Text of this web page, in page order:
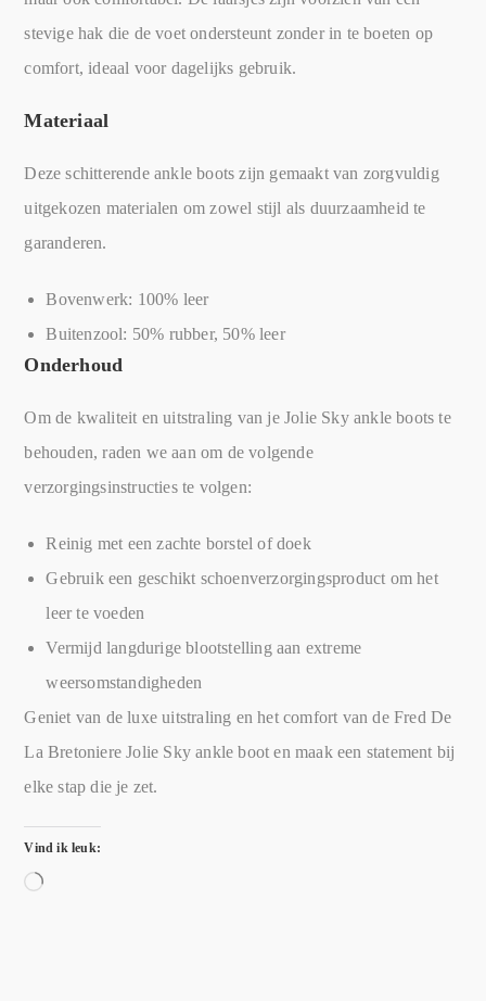
stevige hak die de voet ondersteunt zonder in te boeten op
comfort, ideaal voor dagelijks gebruik.
Materiaal
Deze schitterende ankle boots zijn gemaakt van zorgvuldig
uitgekozen materialen om zowel stijl als duurzaamheid te
garanderen.
Bovenwerk: 100% leer
Buitenzool: 50% rubber, 50% leer
Onderhoud
Om de kwaliteit en uitstraling van je Jolie Sky ankle boots te
behouden, raden we aan om de volgende
verzorgingsinstructies te volgen:
Reinig met een zachte borstel of doek
Gebruik een geschikt schoenverzorgingsproduct om het
leer te voeden
Vermijd langdurige blootstelling aan extreme
weersomstandigheden
Geniet van de luxe uitstraling en het comfort van de Fred De
La Bretoniere Jolie Sky ankle boot en maak een statement bij
elke stap die je zet.
Vind ik leuk: